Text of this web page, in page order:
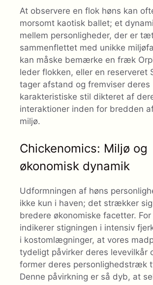
At observere en flok høns kan
morsomt kaotisk ballet; et
mellem personligheder, der er
sammenflettet med unikke
kan måske bemærke en fræk
leder flokken, eller en reserveret
tager afstand og fremviser deres
karakteristiske stil dikteret af
interaktioner inden for bredden
miljø.
Chickenomics: Miljø og
økonomisk dynamik
Udformningen af ​​høns
ikke kun i haven; det strækker
bredere økonomiske facetter.
indikerer stigningen i intensiv
i kostomlægninger, at vores
tydeligt påvirker deres levevilkår
former deres personlighedstræk
Denne påvirkning er så dyb, at